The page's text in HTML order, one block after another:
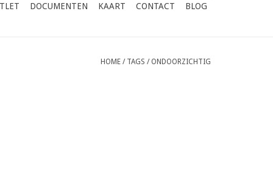
DOCUMENTEN KAART CONTACT BLOG
HOME / TAGS / ONDOORZICHTIG